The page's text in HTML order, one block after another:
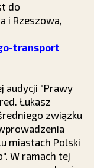
do
i Rzeszowa,
transport
audycji "Prawy
Łukasz
związku
miastach Polski
W ramach tej